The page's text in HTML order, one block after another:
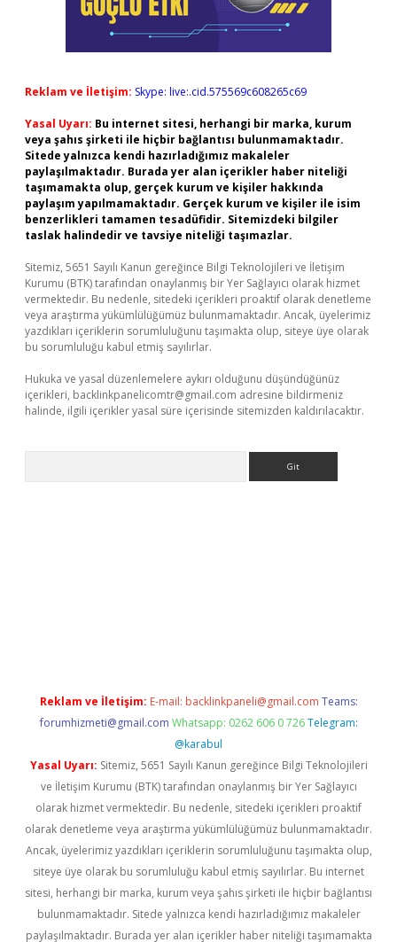
Reklam ve İletişim: Skype: live:.cid.575569c608265c69
Yasal Uyarı: Bu internet sitesi, herhangi bir marka, kurum
veya şahıs şirketi ile hiçbir bağlantısı bulunmamaktadır.
Sitede yalnızca kendi hazırladığımız makaleler
paylaşılmaktadır. Burada yer alan içerikler haber niteliği
taşımamakta olup, gerçek kurum ve kişiler hakkında
paylaşım yapılmamaktadır. Gerçek kurum ve kişiler ile isim
benzerlikleri tamamen tesadüfidir. Sitemizdeki bilgiler
taslak halindedir ve tavsiye niteliği taşımazlar.
Sitemiz, 5651 Sayılı Kanun gereğince Bilgi Teknolojileri ve İletişim
Kurumu (BTK) tarafından onaylanmış bir Yer Sağlayıcı olarak hizmet
vermektedir. Bu nedenle, sitedeki içerikleri proaktif olarak denetleme
veya araştırma yükümlülüğümüz bulunmamaktadır. Ancak, üyelerimiz
yazdıkları içeriklerin sorumluluğunu taşımakta olup, siteye üye olarak
bu sorumluluğu kabul etmiş sayılırlar.
Hukuka ve yasal düzenlemelere aykırı olduğunu düşündüğünüz
içerikleri, backlinkpanelicomtr@gmail.com adresine bildirmeniz
halinde, ilgili içerikler yasal süre içerisinde sitemizden kaldırılacaktır.
Reklam ve İletişim: E-mail: backlinkpaneli@gmail.com Teams:
forumhizmeti@gmail.com Whatsapp: 0262 606 0 726 Telegram:
@karabul
Yasal Uyarı: Sitemiz, 5651 Sayılı Kanun gereğince Bilgi Teknolojileri
ve İletişim Kurumu (BTK) tarafından onaylanmış bir Yer Sağlayıcı
olarak hizmet vermektedir. Bu nedenle, sitedeki içerikleri proaktif
olarak denetleme veya araştırma yükümlülüğümüz bulunmamaktadır.
Ancak, üyelerimiz yazdıkları içeriklerin sorumluluğunu taşımakta olup,
siteye üye olarak bu sorumluluğu kabul etmiş sayılırlar. Bu internet
sitesi, herhangi bir marka, kurum veya şahıs şirketi ile hiçbir bağlantısı
bulunmamaktadır. Sitede yalnızca kendi hazırladığımız makaleler
paylaşılmaktadır. Burada yer alan içerikler haber niteliği taşımamakta